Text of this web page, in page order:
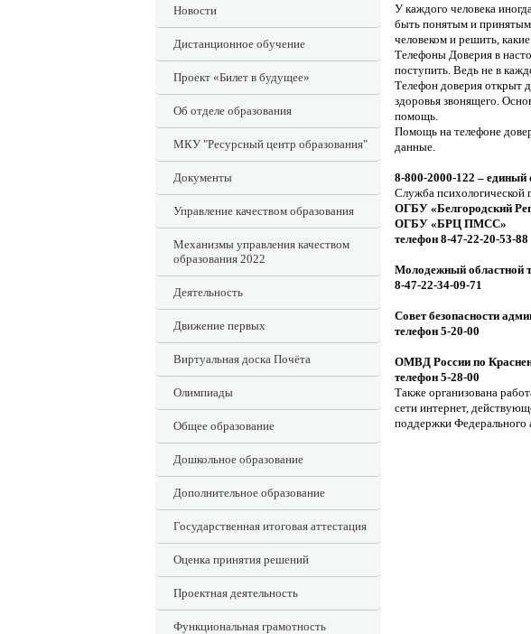
Новости
Дистанционное обучение
Проект «Билет в будущее»
Об отделе образования
МКУ "Ресурсный центр образования"
Документы
Управление качеством образования
Механизмы управления качеством
образования 2022
Деятельность
Движение первых
Виртуальная доска Почёта
Олимпиады
Общее образование
Дошкольное образование
Дополнительное образование
Государственная итоговая аттестация
Оценка принятия решений
Проектная деятельность
Функциональная грамотность
У каждого человека
быть понятым и принятым,
человеком и решить,
Телефоны Доверия в
поступить. Ведь не в
Телефон доверия открыт
здоровья звонящего.
помощь.
Помощь на телефоне
данные.
8-800-2000-122 – единый
Служба психологической
ОГБУ «Белгородский
ОГБУ «БРЦ ПМСС»
телефон 8-47-22-20-53-88
Молодежный областной
8-47-22-34-09-71
Совет безопасности
телефон 5-20-00
ОМВД России по
телефон 5-28-00
Также организована
сети интернет,
поддержки Федерального